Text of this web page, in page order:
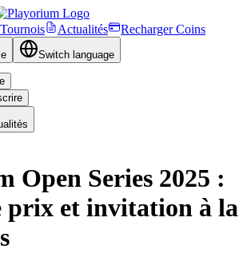
Tournois Actualités Recharger Coins
Switch language
Open Series 2025 :
prix et invitation à la